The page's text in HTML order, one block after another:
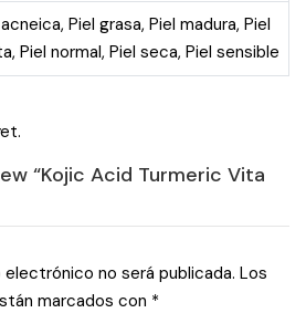
, Piel grasa, Piel madura, Piel
, Piel normal, Piel seca, Piel sensible
“Kojic Acid Turmeric Vita
no será publicada. Los
marcados con *